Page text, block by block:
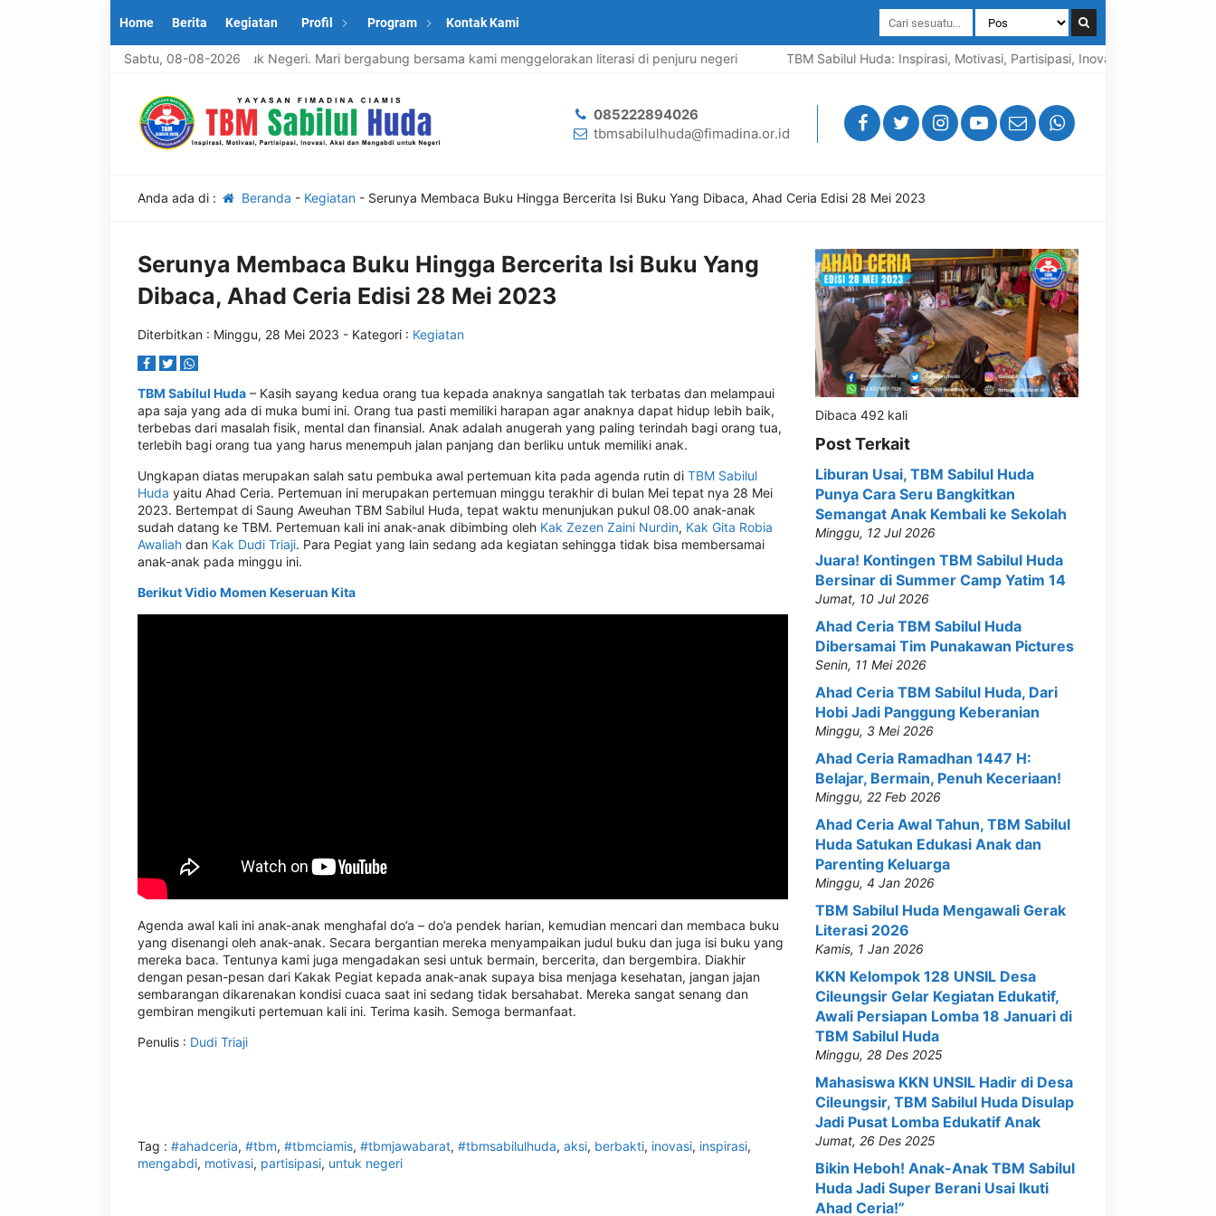
Home Berita Kegiatan Profil Program Kontak Kami
Sabtu, 08-08-2026
Inovasi, Aksi dan Mengabdi untuk Negeri. Mari bergabung bersama kami menggelorakan literasi di penjuru negeri TBM Sabilul Huda: Inspirasi, Motivasi, Partisipasi, Inovasi, Aksi dan
085222894026
tbmsabilulhuda@fimadina.or.id
Anda ada di : Beranda - Kegiatan- Serunya Membaca Buku Hingga Bercerita Isi Buku Yang Dibaca, Ahad Ceria Edisi 28 Mei 2023
Serunya Membaca Buku Hingga Bercerita Isi Buku Yang
Dibaca, Ahad Ceria Edisi 28 Mei 2023
Diterbitkan : Minggu, 28 Mei 2023 - Kategori : Kegiatan
TBM Sabilul Huda – Kasih sayang kedua orang tua kepada anaknya sangatlah tak terbatas dan melampaui
apa saja yang ada di muka bumi ini. Orang tua pasti memiliki harapan agar anaknya dapat hidup lebih baik,
terbebas dari masalah fisik, mental dan finansial. Anak adalah anugerah yang paling terindah bagi orang tua,
terlebih bagi orang tua yang harus menempuh jalan panjang dan berliku untuk memiliki anak.
Ungkapan diatas merupakan salah satu pembuka awal pertemuan kita pada agenda rutin di TBM Sabilul
Huda yaitu Ahad Ceria. Pertemuan ini merupakan pertemuan minggu terakhir di bulan Mei tepat nya 28 Mei
2023. Bertempat di Saung Aweuhan TBM Sabilul Huda, tepat waktu menunjukan pukul 08.00 anak-anak
sudah datang ke TBM. Pertemuan kali ini anak-anak dibimbing oleh Kak Zezen Zaini Nurdin, Kak Gita Robia
Awaliah dan Kak Dudi Triaji. Para Pegiat yang lain sedang ada kegiatan sehingga tidak bisa membersamai
anak-anak pada minggu ini.
Berikut Vidio Momen Keseruan Kita
Agenda awal kali ini anak-anak menghafal do’a – do’a pendek harian, kemudian mencari dan membaca buku
yang disenangi oleh anak-anak. Secara bergantian mereka menyampaikan judul buku dan juga isi buku yang
mereka baca. Tentunya kami juga mengadakan sesi untuk bermain, bercerita, dan bergembira. Diakhir
dengan pesan-pesan dari Kakak Pegiat kepada anak-anak supaya bisa menjaga kesehatan, jangan jajan
sembarangan dikarenakan kondisi cuaca saat ini sedang tidak bersahabat. Mereka sangat senang dan
gembiran mengikuti pertemuan kali ini. Terima kasih. Semoga bermanfaat.
Penulis : Dudi Triaji
Tag : #ahadceria, #tbm, #tbmciamis, #tbmjawabarat, #tbmsabilulhuda, aksi, berbakti, inovasi, inspirasi,
mengabdi, motivasi, partisipasi, untuk negeri
Dibaca 492 kali
Post Terkait
Liburan Usai, TBM Sabilul Huda
Punya Cara Seru Bangkitkan
Semangat Anak Kembali ke Sekolah
Minggu, 12 Jul 2026
Juara! Kontingen TBM Sabilul Huda
Bersinar di Summer Camp Yatim 14
Jumat, 10 Jul 2026
Ahad Ceria TBM Sabilul Huda
Dibersamai Tim Punakawan Pictures
Senin, 11 Mei 2026
Ahad Ceria TBM Sabilul Huda, Dari
Hobi Jadi Panggung Keberanian
Minggu, 3 Mei 2026
Ahad Ceria Ramadhan 1447 H:
Belajar, Bermain, Penuh Keceriaan!
Minggu, 22 Feb 2026
Ahad Ceria Awal Tahun, TBM Sabilul
Huda Satukan Edukasi Anak dan
Parenting Keluarga
Minggu, 4 Jan 2026
TBM Sabilul Huda Mengawali Gerak
Literasi 2026
Kamis, 1 Jan 2026
KKN Kelompok 128 UNSIL Desa
Cileungsir Gelar Kegiatan Edukatif,
Awali Persiapan Lomba 18 Januari di
TBM Sabilul Huda
Minggu, 28 Des 2025
Mahasiswa KKN UNSIL Hadir di Desa
Cileungsir, TBM Sabilul Huda Disulap
Jadi Pusat Lomba Edukatif Anak
Jumat, 26 Des 2025
Bikin Heboh! Anak-Anak TBM Sabilul
Huda Jadi Super Berani Usai Ikuti
Ahad Ceria!”